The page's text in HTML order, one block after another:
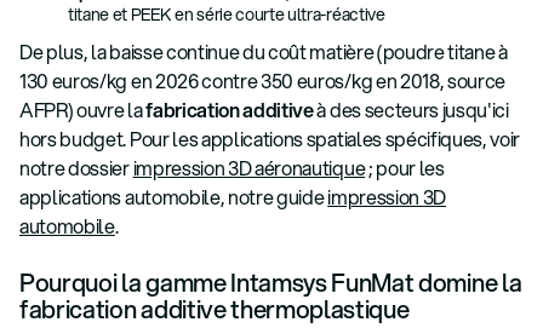
titane et PEEK en série courte ultra-réactive
De plus, la baisse continue du coût matière (poudre titane à
130 euros/kg en 2026 contre 350 euros/kg en 2018, source
AFPR) ouvre lafabrication additiveà des secteurs jusqu'ici
hors budget. Pour les applications spatiales spécifiques, voir
notre dossierimpression 3D aéronautique; pour les
applications automobile, notre guideimpression 3D
automobile.
Pourquoi la gamme Intamsys FunMat domine la
fabrication additive thermoplastique